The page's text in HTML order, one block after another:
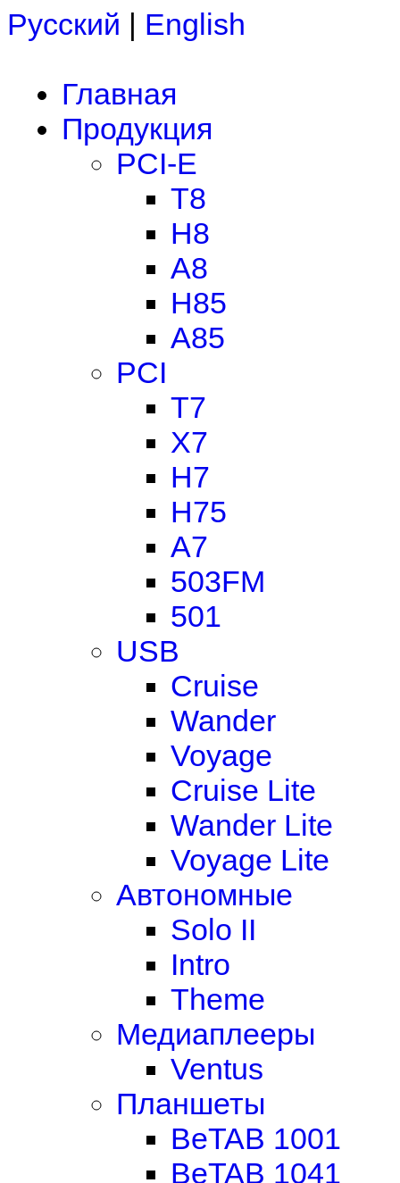
Русский | English
Главная
Продукция
PCI-E
T8
H8
A8
H85
A85
PCI
T7
X7
H7
H75
A7
503FM
501
USB
Cruise
Wander
Voyage
Cruise Lite
Wander Lite
Voyage Lite
Автономные
Solo II
Intro
Theme
Медиаплееры
Ventus
Планшеты
BeTAB 1001
BeTAB 1041